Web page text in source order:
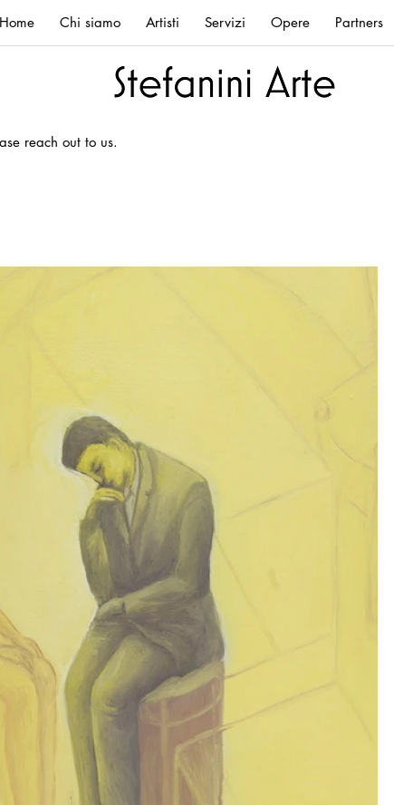
Home Chi siamo Artisti Servizi Opere Partners
reach out to us.